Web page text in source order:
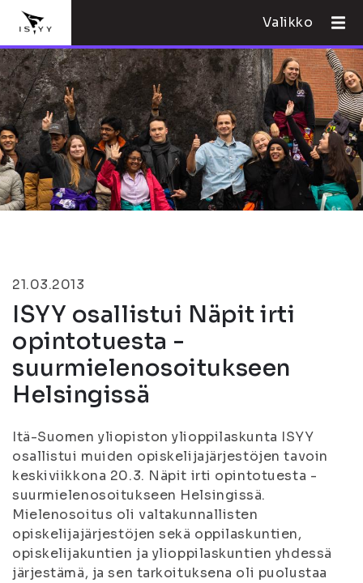
Valikko
21.03.2013
ISYY osallistui Näpit irti
opintotuesta -
suurmielenosoitukseen
Helsingissä
Itä-Suomen yliopiston ylioppilaskunta ISYY
osallistui muiden opiskelijajärjestöjen tavoin
keskiviikkona 20.3. Näpit irti opintotuesta -
suurmielenosoitukseen Helsingissä.
Mielenosoitus oli valtakunnallisten
opiskelijajärjestöjen sekä oppilaskuntien,
opiskelijakuntien ja ylioppilaskuntien yhdessä
järjestämä, ja sen tarkoituksena oli puolustaa